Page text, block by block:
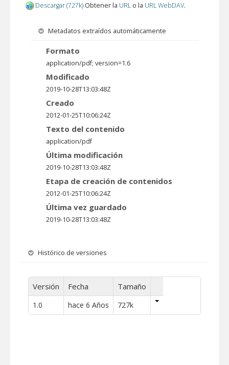
Descargar (727k) Obtener la URL o la URL WebDAV.
Metadatos extraídos automáticamente
Formato
application/pdf; version=1.6
Modificado
2019-10-28T13:03:48Z
Creado
2012-01-25T10:06:24Z
Texto del contenido
application/pdf
Última modificación
2019-10-28T13:03:48Z
Etapa de creación de contenidos
2012-01-25T10:06:24Z
Última vez guardado
2019-10-28T13:03:48Z
Histórico de versiones
Versión Fecha Tamaño
1.0 hace 6 Años 727k